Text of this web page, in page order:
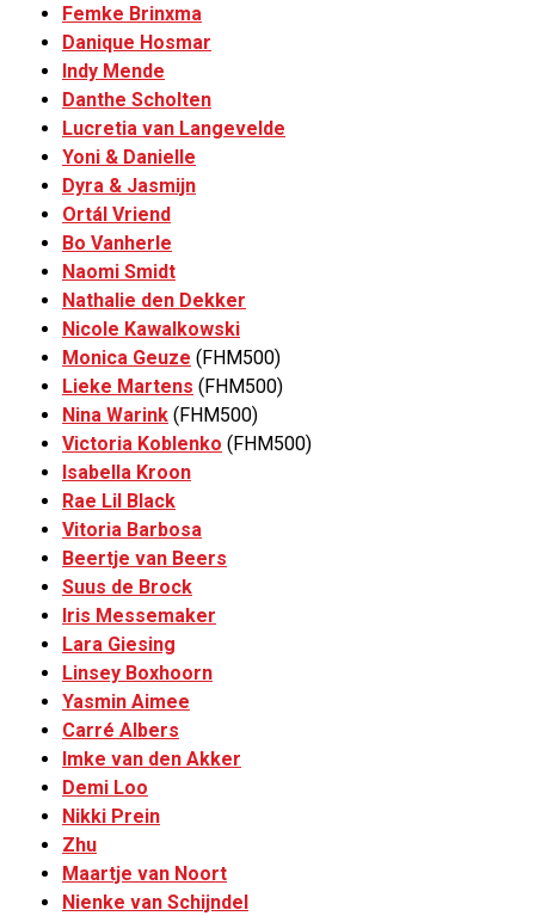
Femke Brinxma
Danique Hosmar
Indy Mende
Danthe Scholten
Lucretia van Langevelde
Yoni & Danielle
Dyra & Jasmijn
Ortál Vriend
Bo Vanherle
Naomi Smidt
Nathalie den Dekker
Nicole Kawalkowski
Monica Geuze (FHM500)
Lieke Martens (FHM500)
Nina Warink (FHM500)
Victoria Koblenko (FHM500)
Isabella Kroon
Rae Lil Black
Vitoria Barbosa
Beertje van Beers
Suus de Brock
Iris Messemaker
Lara Giesing
Linsey Boxhoorn
Yasmin Aimee
Carré Albers
Imke van den Akker
Demi Loo
Nikki Prein
Zhu
Maartje van Noort
Nienke van Schijndel